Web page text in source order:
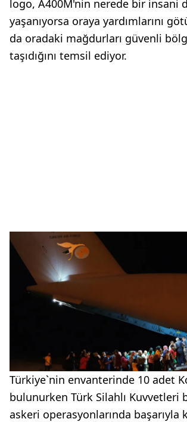
logo, A400M'nin nerede bir insani
yaşanıyorsa oraya yardımlarını
da oradaki mağdurları güvenli
taşıdığını temsil ediyor.
Türkiye`nin envanterinde 10 adet
bulunurken Türk Silahlı Kuvvetleri
askeri operasyonlarında başarıyla